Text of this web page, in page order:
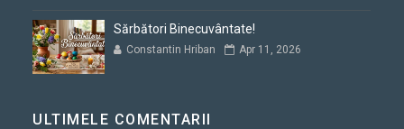
Sărbători Binecuvântate!
Constantin Hriban Apr 11, 2026
ULTIMELE COMENTARII